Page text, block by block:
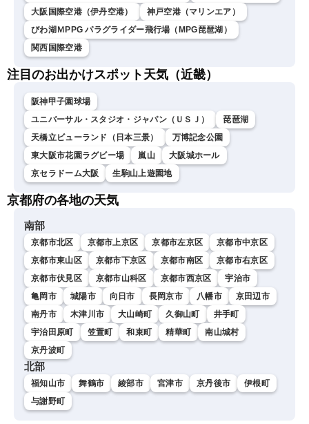
大阪国際空港（伊丹空港）
神戸空港（マリンエア）
びわ湖ＭPPG パラグライダー飛行場（MPG琵琶湖）
関西国際空港
注目のお出かけスポット天気（近畿）
阪神甲子園球場
ユニバーサル・スタジオ・ジャパン（ＵＳＪ）
琵琶湖
天橋立ビューランド（日本三景）
万博記念公園
東大阪市花園ラグビー場
嵐山
大阪城ホール
京セラドーム大阪
生駒山上遊園地
京都府の各地の天気
南部
京都市北区 京都市上京区 京都市左京区
京都市中京区
京都市東山区
京都市下京区 京都市南区
京都市右京区
京都市伏見区
京都市山科区 京都市西京区
宇治市
亀岡市
城陽市 向日市 長岡京市 八幡市
京田辺市
南丹市
木津川市 大山崎町 久御山町
井手町
宇治田原町
笠置町 和束町 精華町
南山城村
京丹波町
北部
福知山市 舞鶴市 綾部市 宮津市 京丹後市
伊根町
与謝野町